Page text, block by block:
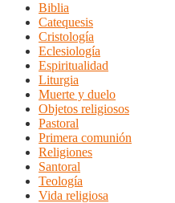
Biblia
Catequesis
Cristología
Eclesiología
Espiritualidad
Liturgia
Muerte y duelo
Objetos religiosos
Pastoral
Primera comunión
Religiones
Santoral
Teología
Vida religiosa